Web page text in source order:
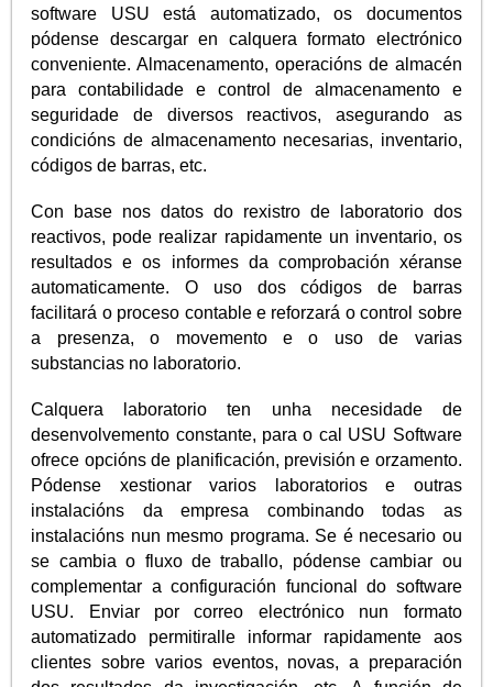
software USU está automatizado, os documentos
pódense descargar en calquera formato electrónico
conveniente. Almacenamento, operacións de almacén
para contabilidade e control de almacenamento e
seguridade de diversos reactivos, asegurando as
condicións de almacenamento necesarias, inventario,
códigos de barras, etc.
Con base nos datos do rexistro de laboratorio dos
reactivos, pode realizar rapidamente un inventario, os
resultados e os informes da comprobación xéranse
automaticamente. O uso dos códigos de barras
facilitará o proceso contable e reforzará o control sobre
a presenza, o movemento e o uso de varias
substancias no laboratorio.
Calquera laboratorio ten unha necesidade de
desenvolvemento constante, para o cal USU Software
ofrece opcións de planificación, previsión e orzamento.
Pódense xestionar varios laboratorios e outras
instalacións da empresa combinando todas as
instalacións nun mesmo programa. Se é necesario ou
se cambia o fluxo de traballo, pódense cambiar ou
complementar a configuración funcional do software
USU. Enviar por correo electrónico nun formato
automatizado permitiralle informar rapidamente aos
clientes sobre varios eventos, novas, a preparación